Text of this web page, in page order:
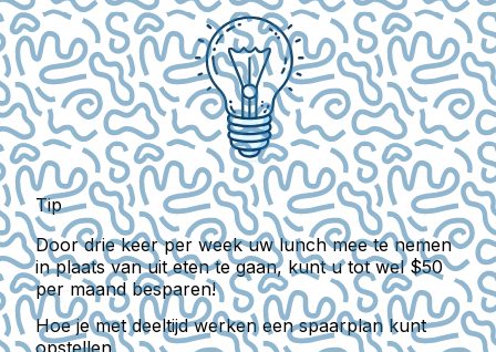
Tip
Door drie keer per week uw lunch mee te nemen
in plaats van uit eten te gaan, kunt u tot wel $50
per maand besparen!
Hoe je met deeltijd werken een spaarplan kunt
opstellen